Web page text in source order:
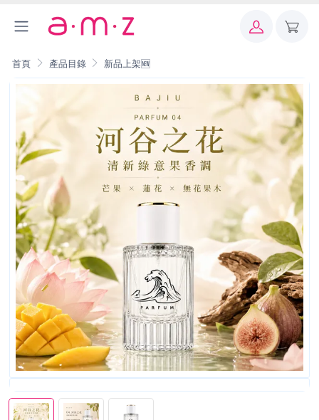
首頁 產品目錄 新品上架🆕